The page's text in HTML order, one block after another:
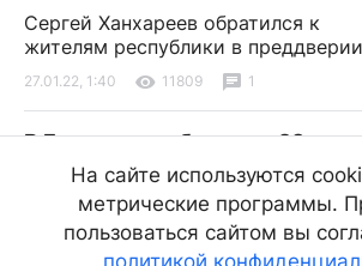
Сергей Ханхареев обратился к
жителям республики в
27.01.22, 1:40 11809 1
В Бурятии пообещали -29
градусов
В некоторых районах республики
пройдёт слабый снег
На сайте используются
метрические программы.
пользоваться сайтом вы
политикой